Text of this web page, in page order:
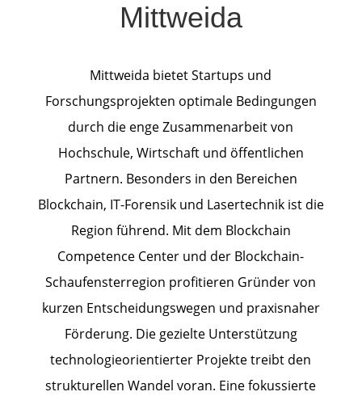
Mittweida
Mittweida bietet Startups und
Forschungsprojekten optimale Bedingungen
durch die enge Zusammenarbeit von
Hochschule, Wirtschaft und öffentlichen
Partnern. Besonders in den Bereichen
Blockchain, IT-Forensik und Lasertechnik ist die
Region führend. Mit dem Blockchain
Competence Center und der Blockchain-
Schaufensterregion profitieren Gründer von
kurzen Entscheidungswegen und praxisnaher
Förderung. Die gezielte Unterstützung
technologieorientierter Projekte treibt den
strukturellen Wandel voran. Eine fokussierte